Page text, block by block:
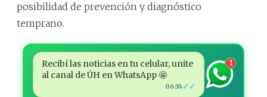
posibilidad de prevención y diagnóstico
temprano.
Recibí las noticias en tu celular, unite
al canal de ÚH en WhatsApp 🤩
06:14✓✓
1